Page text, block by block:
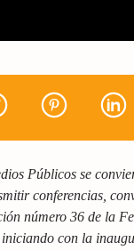
Públicos se
conferencias,
número 36 de la
, iniciando con la